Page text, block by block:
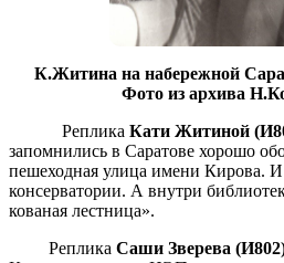
К.Житина на набережной
Фото из архива
Реплика Кати Житиной
запомнились в Саратове хорошо
пешеходная улица имени Кирова. И
консерватории. А внутри
кованая лестница».
Реплика Саши Зверева